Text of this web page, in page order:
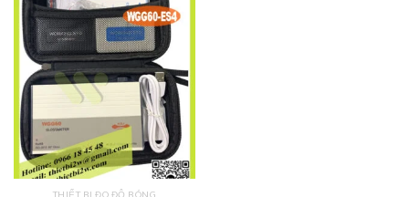
THIẾT BỊ ĐO ĐỘ BÓNG